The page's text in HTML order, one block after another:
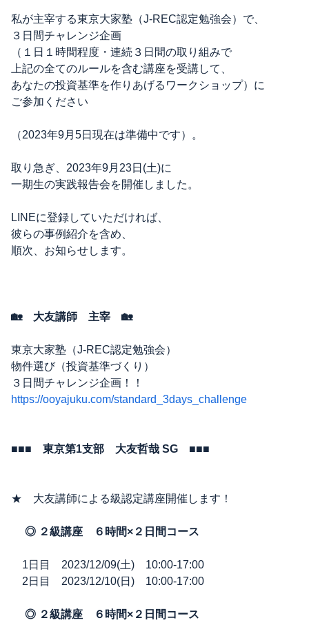
私が主宰する東京大家塾（J-REC認定勉強会）で、
３日間チャレンジ企画
（１日１時間程度・連続３日間の取り組みで
上記の全てのルールを含む講座を受講して、
あなたの投資基準を作りあげるワークショップ）に
ご参加ください
（2023年9月5日現在は準備中です）。
取り急ぎ、2023年9月23日(土)に
一期生の実践報告会を開催しました。
LINEに登録していただければ、
彼らの事例紹介を含め、
順次、お知らせします。
🏡 大友講師 主宰 🏡
東京大家塾（J-REC認定勉強会）
物件選び（投資基準づくり）
３日間チャレンジ企画！！
https://ooyajuku.com/standard_3days_challenge
■■■ 東京第1支部 大友哲哉 SG ■■■
★ 大友講師による級認定講座開催します！
◎ ２級講座 ６時間×２日間コース
1日目 2023/12/09(土) 10:00-17:00
2日目 2023/12/10(日) 10:00-17:00
◎ ２級講座 ６時間×２日間コース